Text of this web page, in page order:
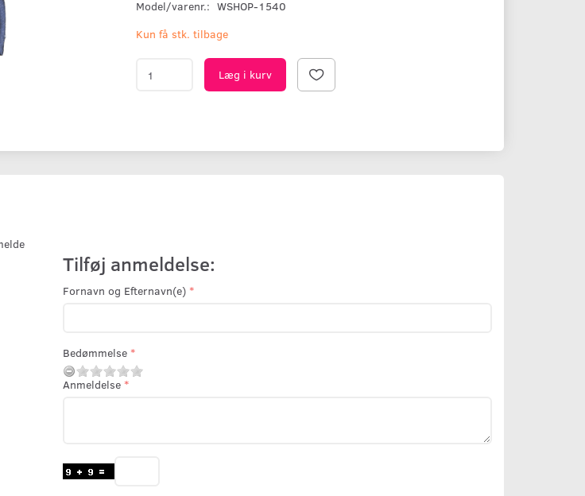
Model/varenr.: WSHOP-1540
Kun få stk. tilbage
Læg i kurv
Tilføj anmeldelse:
Fornavn og Efternavn(e)
Bedømmelse
Anmeldelse